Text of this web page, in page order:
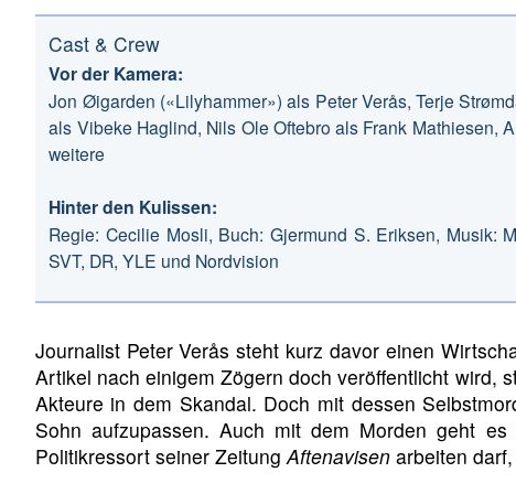
Cast & Crew
Vor der Kamera:
Jon Øigarden («Lilyhammer») als Peter Verås, Terje
als Vibeke Haglind, Nils Ole Oftebro als Frank
weitere
Hinter den Kulissen:
Regie: Cecilie Mosli, Buch: Gjermund S. Eriksen, Musik:
SVT, DR, YLE und Nordvision
Journalist Peter Verås steht kurz davor einen
Artikel nach einigem Zögern doch veröffentlicht wird,
Akteure in dem Skandal. Doch mit dessen
Sohn aufzupassen. Auch mit dem Morden geht
Politikressort seiner ZeitungAftenavisenarbeiten darf,